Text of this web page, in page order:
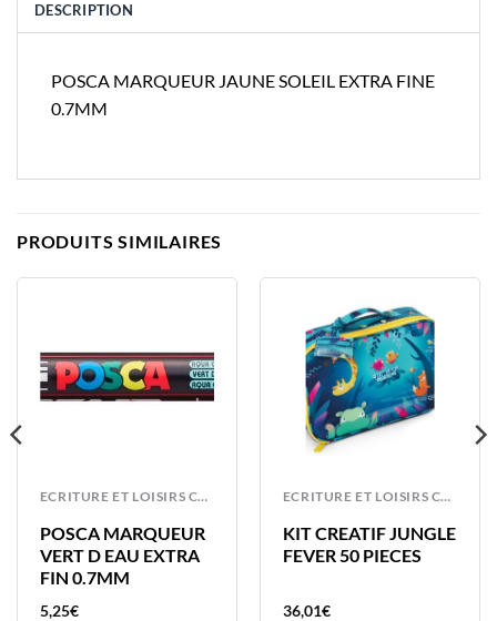
DESCRIPTION
POSCA MARQUEUR JAUNE SOLEIL EXTRA FINE
0.7MM
PRODUITS SIMILAIRES
ECRITURE ET LOISIRS CREATIFS
POSCA MARQUEUR
VERT D EAU EXTRA
FIN 0.7MM
5,25€
ECRITURE ET LOISIRS CREATIFS
KIT CREATIF JUNGLE
FEVER 50 PIECES
36,01€